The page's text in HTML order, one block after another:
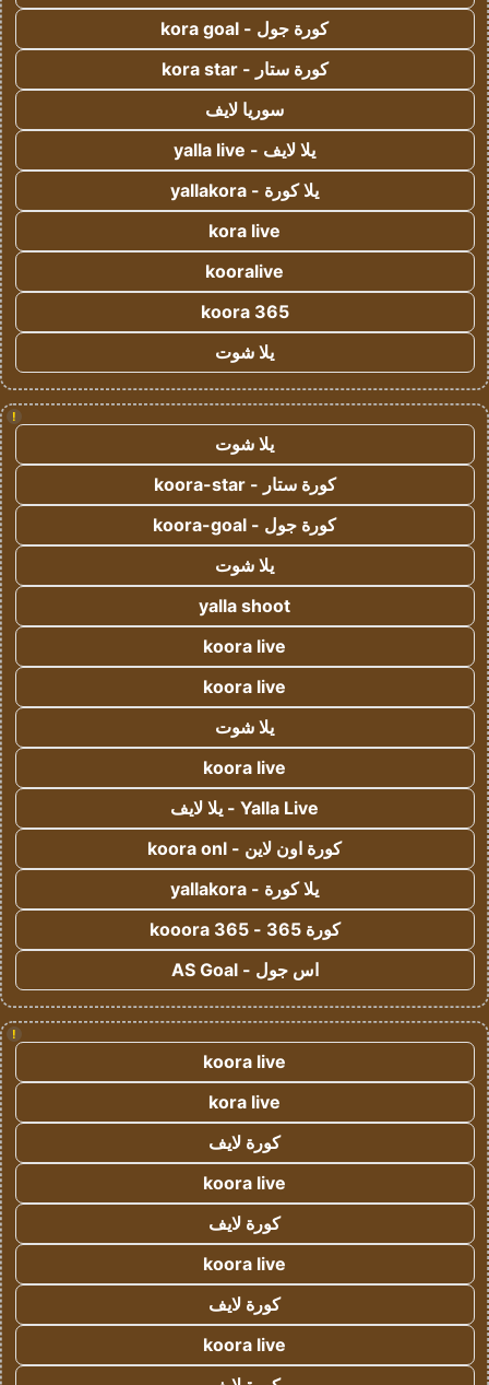
كورة جول - kora goal
كورة ستار - kora star
سوريا لايف
يلا لايف - yalla live
يلا كورة - yallakora
kora live
kooralive
koora 365
يلا شوت
!
يلا شوت
كورة ستار - koora-star
كورة جول - koora-goal
يلا شوت
yalla shoot
koora live
koora live
يلا شوت
koora live
Yalla Live - يلا لايف
كورة اون لاين - koora onl
يلا كورة - yallakora
كورة 365 - kooora 365
اس جول - AS Goal
!
koora live
kora live
كورة لايف
koora live
كورة لايف
koora live
كورة لايف
koora live